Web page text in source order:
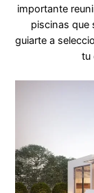
importante
piscinas que
guiarte a
tu